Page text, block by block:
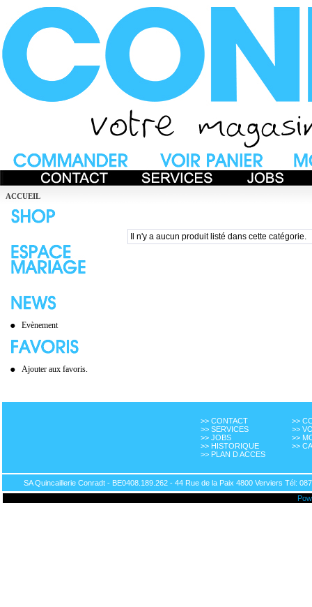
ACCUEIL
Evènement
Ajouter aux favoris.
Il n'y a aucun produit listé dans cette catégorie.
>> CONTACT
>> SERVICES
>> JOBS
>> HISTORIQUE
>> PLAN D ACCES
>>
>>
>>
>>
SA Quincaillerie Conradt - BE0408.189.262 - 44 Rue de la Paix 4800 Verviers Tél: